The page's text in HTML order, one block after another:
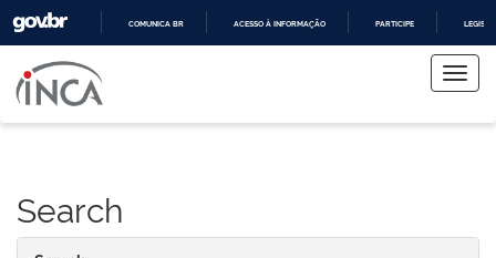
COMUNICA BR ACESSO À INFORMAÇÃO PARTICIPE
navigation
Search